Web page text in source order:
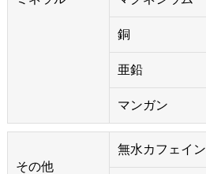
銅
亜鉛
マンガン
その他
無水カフェイン